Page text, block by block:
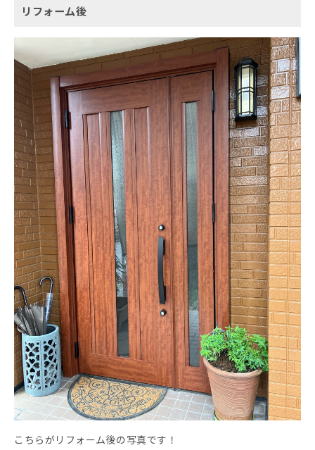
リフォーム後
こちらがリフォーム後の写真です！